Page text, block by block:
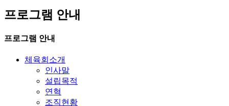
프로그램 안내
프로그램 안내
체육회소개
인사말
설립목적
연혁
조직현황